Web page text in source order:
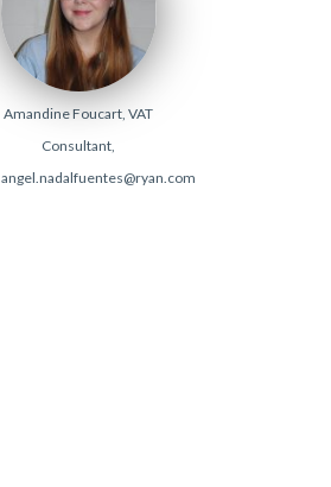
Amandine Foucart, VAT
Consultant,
angel.nadalfuentes@ryan.com